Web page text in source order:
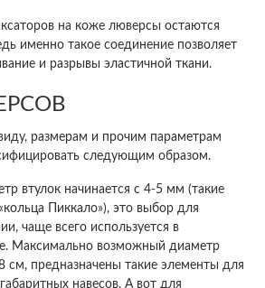
на коже люверсы остаются
именно такое соединение позволяет
и разрывы эластичной ткани.
размерам и прочим параметрам
следующим образом.
втулок начинается с 4-5 мм (такие
Пиккало»), это выбор для
чаще всего используется в
Максимально возможный диаметр
см, предназначены такие элементы для
навесов. А вот для